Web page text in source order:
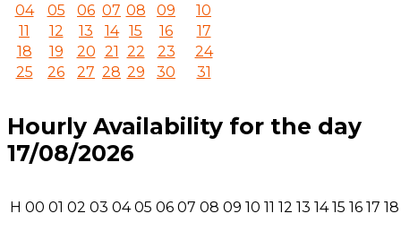
04
05 06 07 08 09
10
11
12 13 14 15 16
17
18
19 20 21 22 23
24
25
26 27 28 29 30 31
Hourly Availability for the day
17/08/2026
H 00 01 02 03 04 05 06 07 08 09 10 11 12 13 14 15 16 17 18